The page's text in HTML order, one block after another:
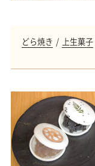
どら焼き 上生菓子